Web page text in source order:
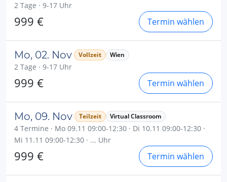
2 Tage · 9-17 Uhr
999 € Termin wählen
Mo, 02. Nov Vollzeit Wien
2 Tage · 9-17 Uhr
999 € Termin wählen
Mo, 09. Nov Teilzeit Virtual Classroom
4 Termine · Mo 09.11 09:00-12:30 · Di 10.11 09:00-12:30 ·
Mi 11.11 09:00-12:30 · ... Uhr
999 € Termin wählen